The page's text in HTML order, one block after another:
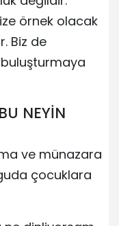
örnek olacak
Biz de
NEYİN
ve münazara
çocuklara